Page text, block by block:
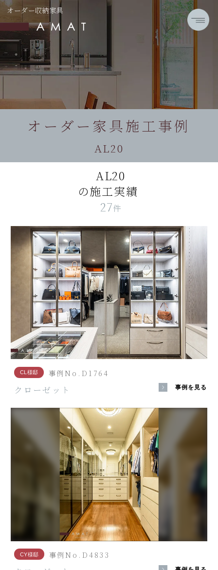
オーダー収納家具
オーダー家具施工事例
AL20
AL20
の施工実績
27件
CL様邸 事例No.D1764
クローゼット 事例を見る
CY様邸 事例No.D4833